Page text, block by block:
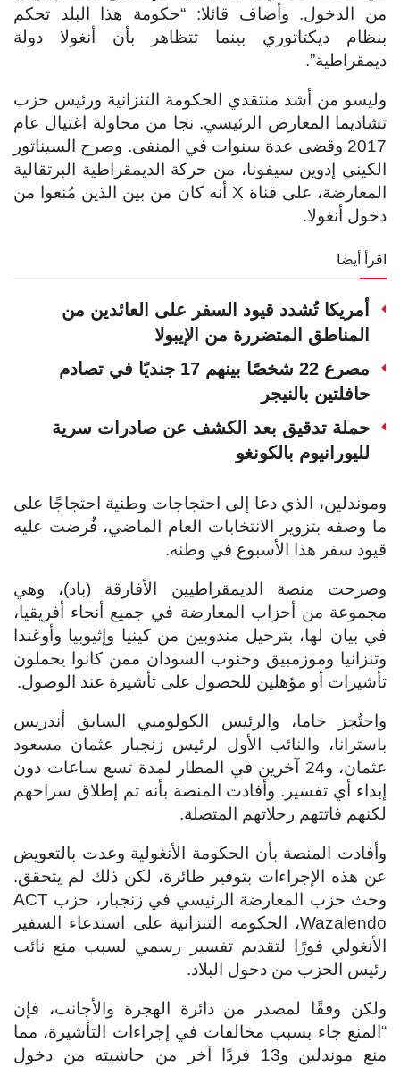
من الدخول. وأضاف قائلا: “حكومة هذا البلد تحكم
بنظام ديكتاتوري بينما تتظاهر بأن أنغولا دولة
ديمقراطية”.
وليسو من أشد منتقدي الحكومة التنزانية ورئيس حزب
تشاديما المعارض الرئيسي. نجا من محاولة اغتيال عام
2017 وقضى عدة سنوات في المنفى.
وصرح السيناتور
الكيني إدوين سيفونا، من حركة الديمقراطية البرتقالية
المعارضة، على قناة X أنه كان من بين الذين مُنعوا من
دخول أنغولا.
اقرأ أيضا
أمريكا تُشدد قيود السفر على العائدين من
المناطق المتضررة من الإيبولا
مصرع 22 شخصًا بينهم 17 جنديًا في تصادم
حافلتين بالنيجر
حملة تدقيق بعد الكشف عن صادرات سرية
لليورانيوم بالكونغو
وموندلين، الذي دعا إلى احتجاجات وطنية احتجاجًا على
ما وصفه بتزوير الانتخابات العام الماضي، فُرضت عليه
قيود سفر هذا الأسبوع في وطنه.
وصرحت منصة الديمقراطيين الأفارقة (باد)، وهي
مجموعة من أحزاب المعارضة في جميع أنحاء أفريقيا،
في بيان لها، بترحيل مندوبين من كينيا وإثيوبيا وأوغندا
وتنزانيا وموزمبيق وجنوب السودان ممن كانوا يحملون
تأشيرات أو مؤهلين للحصول على تأشيرة عند الوصول.
واحتُجز خاما، والرئيس الكولومبي السابق أندريس
باسترانا، والنائب الأول لرئيس زنجبار عثمان مسعود
عثمان، و24 آخرين في المطار لمدة تسع ساعات دون
إبداء أي تفسير. وأفادت المنصة بأنه تم إطلاق سراحهم
لكنهم فاتتهم رحلاتهم المتصلة.
وأفادت المنصة بأن الحكومة الأنغولية وعدت بالتعويض
عن هذه الإجراءات بتوفير طائرة، لكن ذلك لم يتحقق.
وحث حزب المعارضة الرئيسي في زنجبار، حزب ACT
Wazalendo، الحكومة التنزانية على استدعاء السفير
الأنغولي فورًا لتقديم تفسير رسمي لسبب منع نائب
رئيس الحزب من دخول البلاد.
ولكن وفقًا لمصدر من دائرة الهجرة والأجانب، فإن
“المنع جاء بسبب مخالفات في إجراءات التأشيرة، مما
منع موندلين و13 فردًا آخر من حاشيته من دخول